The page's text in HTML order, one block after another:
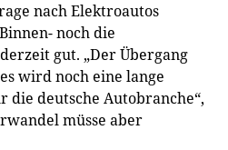
nach Elektroautos
noch die
gut. „Der Übergang
wird noch eine lange
deutsche Autobranche“,
müsse aber